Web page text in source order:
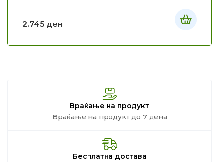
2.745 ден
Враќање на продукт
Враќање на продукт до 7 дена
Бесплатна достава